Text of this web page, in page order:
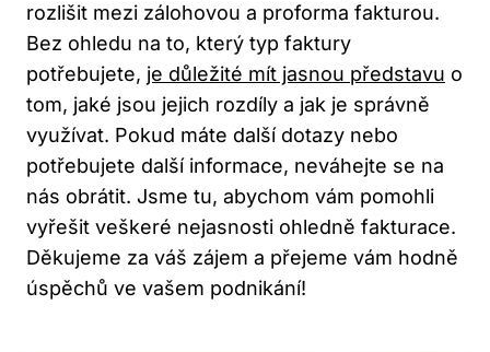
rozlišit mezi zálohovou a proforma fakturou.
Bez ohledu na to, který typ faktury
potřebujete, je důležité mít jasnou představu o
tom, jaké jsou jejich rozdíly a jak je správně
využívat. Pokud máte další dotazy nebo
potřebujete další informace, neváhejte se na
nás obrátit. Jsme tu, abychom vám pomohli
vyřešit veškeré nejasnosti ohledně fakturace.
Děkujeme za váš zájem a přejeme vám hodně
úspěchů ve vašem podnikání!